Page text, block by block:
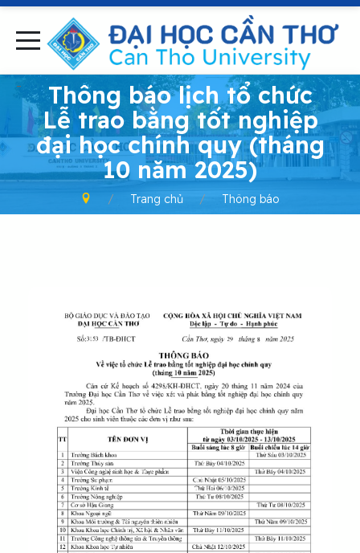
-
Thông báo lịch tổ chức
Lễ trao bằng tốt nghiệp
đại học chính quy (tháng
10 năm 2025)
Trang chủ Thông báo